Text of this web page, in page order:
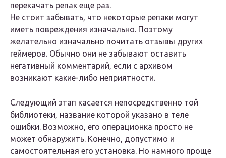
перекачать репак еще раз.
Не стоит забывать, что некоторые репаки могут
иметь повреждения изначально. Поэтому
желательно изначально почитать отзывы других
геймеров. Обычно они не забывают оставить
негативный комментарий, если с архивом
возникают какие-либо неприятности.
Следующий этап касается непосредственно той
библиотеки, название которой указано в теле
ошибки. Возможно, его операционка просто не
может обнаружить. Конечно, допустимо и
самостоятельная его установка. Но намного проще